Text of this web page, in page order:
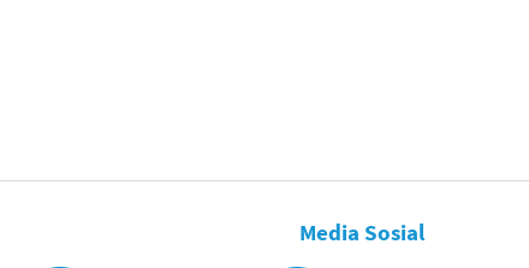
Media Sosial